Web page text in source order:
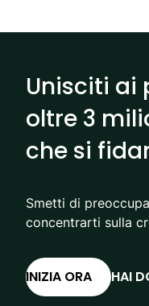
Unisciti ai
oltre 3
che si
Smetti di
concentrarti sulla
INIZIA ORA HAI